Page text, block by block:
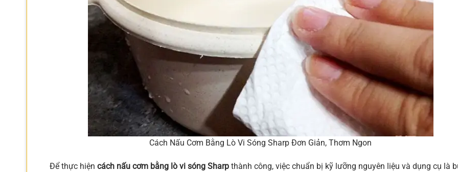
Cách Nấu Cơm Bằng Lò Vi Sóng Sharp Đơn Giản, Thơm Ngon
Để thực hiện cách nấu cơm bằng lò vi sóng Sharp thành công, việc chuẩn bị kỹ lưỡng nguyên liệu và dụng cụ là